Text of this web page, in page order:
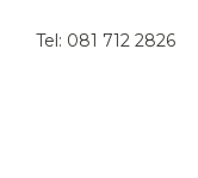
Tel: 081 712 2826